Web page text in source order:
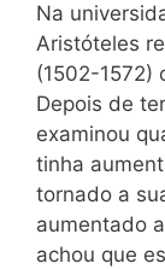
Na
Aristóteles
(1502-1572)
Depois de
examinou
tinha
tornado a
aumentado
achou que